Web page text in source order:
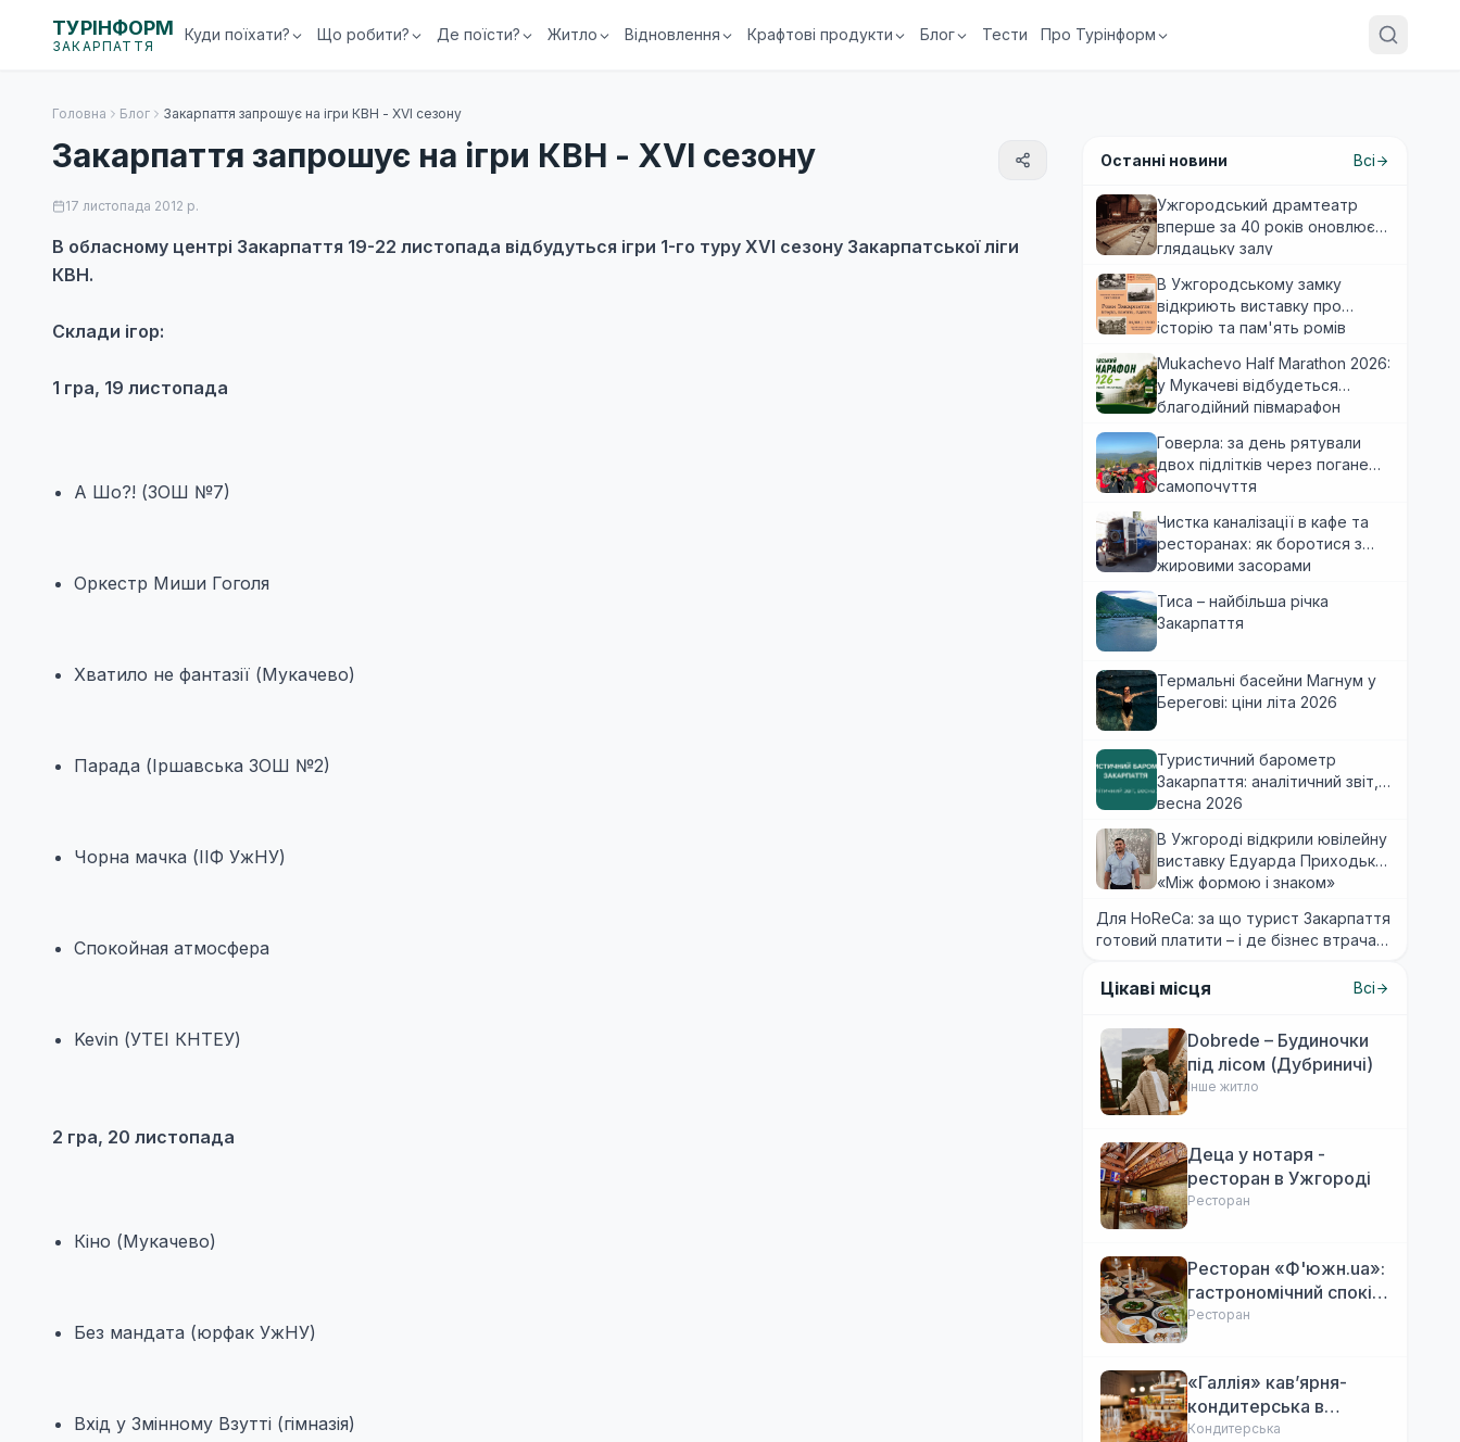
ТУРІНФОРМ
ЗАКАРПАТТЯ
Куди поїхати? Що робити? Де поїсти? Житло Відновлення Крафтові продукти Блог Тести Про Турінформ
Головна Блог Закарпаття запрошує на ігри КВН - XVI сезону
Закарпаття запрошує на ігри КВН - XVI сезону
17 листопада 2012 р.
В обласному центрі Закарпаття 19-22 листопада відбудуться ігри 1-го туру XVI сезону Закарпатської ліги
КВН.
Склади ігор:
1 гра, 19 листопада
А Шо?! (ЗОШ №7)
Оркестр Миши Гоголя
Хватило не фантазії (Мукачево)
Парада (Іршавська ЗОШ №2)
Чорна мачка (ІІФ УжНУ)
Спокойная атмосфера
Kevin (УТЕІ КНТЕУ)
2 гра, 20 листопада
Кіно (Мукачево)
Без мандата (юрфак УжНУ)
Вхід у Змінному Взутті (гімназія)
Останні новини Всі
Ужгородський драмтеатр
вперше за 40 років оновлює
глядацьку залу
В Ужгородському замку
відкриють виставку про
історію та пам'ять ромів
Mukachevo Half Marathon 2026:
у Мукачеві відбудеться
благодійний півмарафон
Говерла: за день рятували
двох підлітків через погане
самопочуття
Чистка каналізації в кафе та
ресторанах: як боротися з
жировими засорами
Тиса – найбільша річка
Закарпаття
Термальні басейни Магнум у
Берегові: ціни літа 2026
Туристичний барометр
Закарпаття: аналітичний звіт,
весна 2026
В Ужгороді відкрили ювілейну
виставку Едуарда Приходька
«Між формою і знаком»
Для HoReCa: за що турист Закарпаття
готовий платити – і де бізнес втрачає
Цікаві місця Всі
Dobrede – Будиночки
під лісом (Дубриничі)
Інше житло
Деца у нотаря -
ресторан в Ужгороді
Ресторан
Ресторан «Ф'южн.ua»:
гастрономічний спокій
Ужгорода. Авторська
Ресторан
«Галлія» кав’ярня-
кондитерська в
Ужгороді
Кондитерська